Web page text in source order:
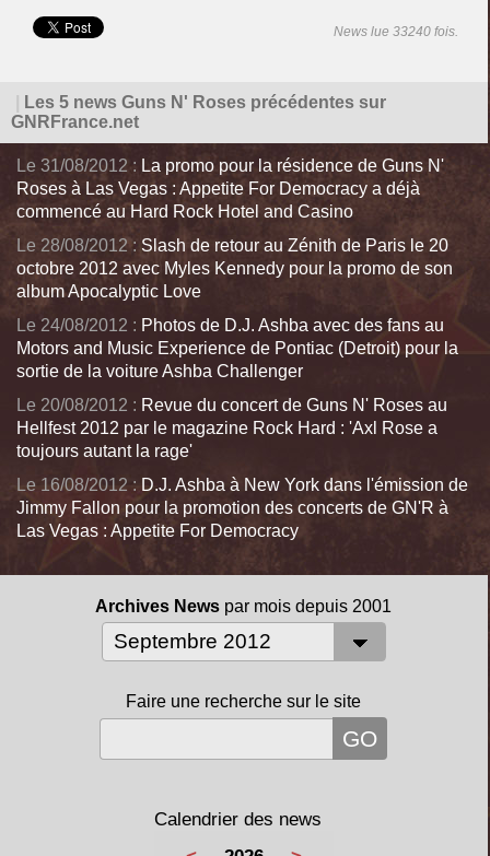
News lue 33240 fois.
Les 5 news Guns N' Roses précédentes sur
GNRFrance.net
Le 31/08/2012 : La promo pour la résidence de Guns N'
Roses à Las Vegas : Appetite For Democracy a déjà
commencé au Hard Rock Hotel and Casino
Le 28/08/2012 : Slash de retour au Zénith de Paris le 20
octobre 2012 avec Myles Kennedy pour la promo de son
album Apocalyptic Love
Le 24/08/2012 : Photos de D.J. Ashba avec des fans au
Motors and Music Experience de Pontiac (Detroit) pour la
sortie de la voiture Ashba Challenger
Le 20/08/2012 : Revue du concert de Guns N' Roses au
Hellfest 2012 par le magazine Rock Hard : 'Axl Rose a
toujours autant la rage'
Le 16/08/2012 : D.J. Ashba à New York dans l'émission de
Jimmy Fallon pour la promotion des concerts de GN'R à
Las Vegas : Appetite For Democracy
Archives News par mois depuis 2001
Faire une recherche sur le site
Calendrier des news